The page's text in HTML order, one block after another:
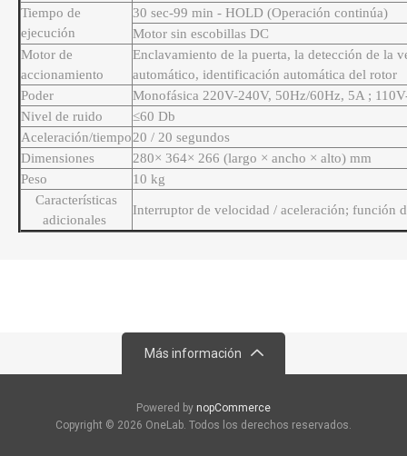
Tiempo de
ejecución
30 sec-99 min - HOLD (Operación continúa)
Motor sin escobillas DC
Motor de
accionamiento
Enclavamiento de la puerta, la detección de la
automático, identificación automática del rotor
Poder
Monofásica 220V-240V, 50Hz/60Hz, 5A ;
Nivel de ruido
≤60 Db
Aceleración/tiempo20 / 20 segundos
Dimensiones
280× 364× 266 (largo × ancho × alto) mm
Peso
10 kg
Características
adicionales
Interruptor de velocidad / aceleración; función
Más información
Powered by nopCommerce
Copyright © 2026 OneLab. Todos los derechos reservados.